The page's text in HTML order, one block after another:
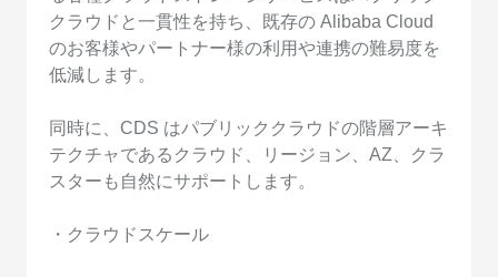
クラウドと一貫性を持ち、既存の Alibaba Cloud
のお客様やパートナー様の利用や連携の難易度を
低減します。
同時に、CDS はパブリッククラウドの階層アーキ
テクチャであるクラウド、リージョン、AZ、クラ
スターも自然にサポートします。
・クラウドスケール